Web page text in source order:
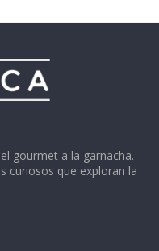
gourmet a la garnacha.
curiosos que exploran la